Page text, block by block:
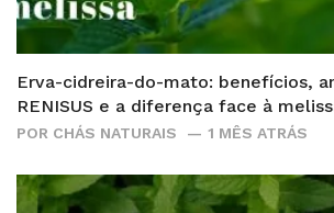
Erva-cidreira-do-mato: benefícios,
RENISUS e a diferença face à
POR CHÁS NATURAIS 1 MÊS ATRÁS